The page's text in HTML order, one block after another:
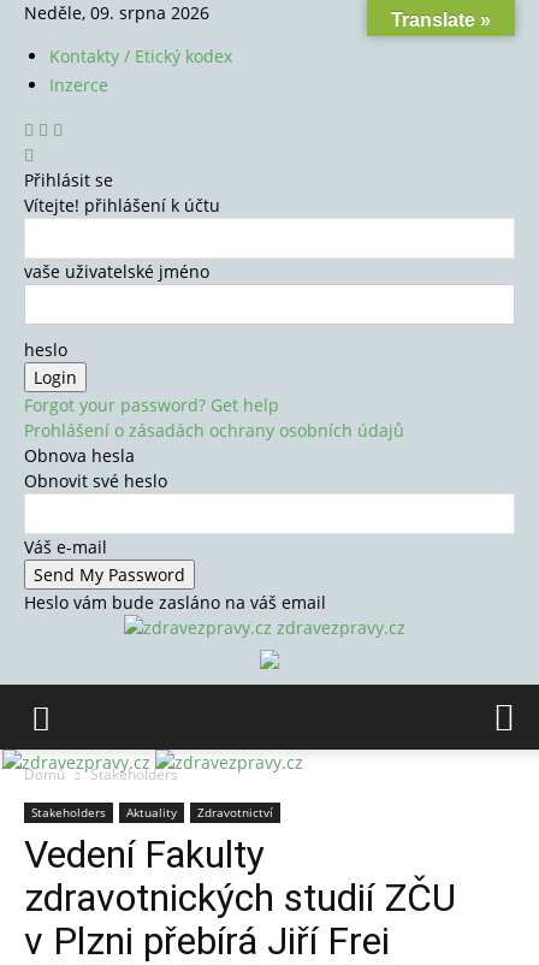
Neděle, 09. srpna 2026
Kontakty / Etický kodex
Inzerce
Přihlásit se
Vítejte! přihlášení k účtu
vaše uživatelské jméno
heslo
Forgot your password? Get help
Prohlášení o zásadách ochrany osobních údajů
Obnova hesla
Obnovit své heslo
Váš e-mail
Heslo vám bude zasláno na váš email
zdravezpravy.cz
Domů Stakeholders
Stakeholders Aktuality Zdravotnictví
Vedení Fakulty
zdravotnických studií ZČU
v Plzni přebírá Jiří Frei
Translate »